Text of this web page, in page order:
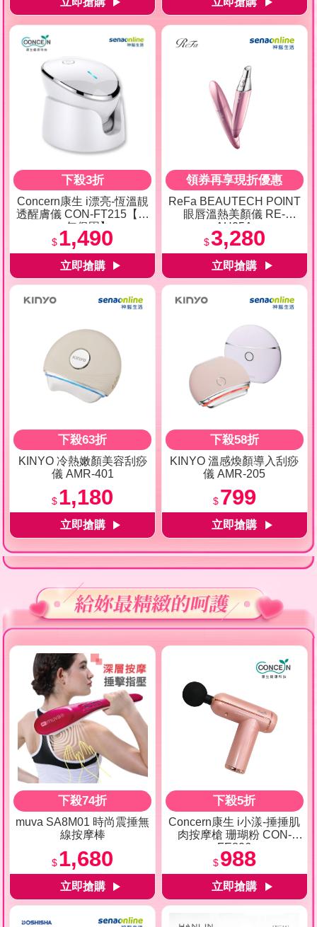
下殺3折
Concern康生 i漂亮-恆溫靚
透醒膚儀 CON-FT215【享
一年保固】
$ 1,490
領券再享現折優惠
ReFa BEAUTECH POINT
眼唇溫熱美顏儀 RE-
AH05A
$3,280
下殺63折
KINYO 冷熱嫩顏美容刮痧
儀 AMR-401
$ 1,180
下殺58折
KINYO 溫感煥顏導入刮痧
儀 AMR-205
$799
下殺74折
muva SA8M01 時尚震捶無
線按摩棒
$ 1,680
下殺5折
Concern康生 i小漾-捶捶肌
肉按摩槍 珊瑚粉 CON-
FE806
$988